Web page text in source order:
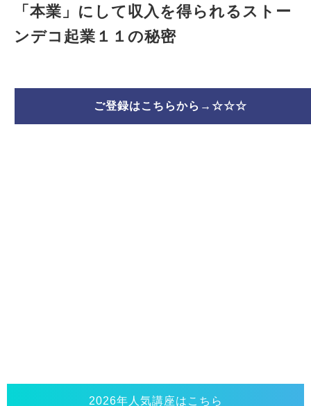
2026年人気講座はこちら
「本業」にして収入を得られるストー
ンデコ起業１１の秘密
ご登録はこちらから→☆☆☆